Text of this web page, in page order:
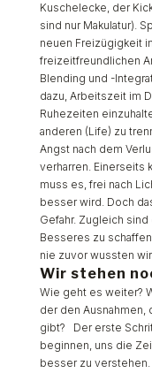
Kuschelecke, der
sind nur Makulatur).
neuen Freizügigkeit
freizeitfreundlichen
Blending und -
dazu, Arbeitszeit im
Ruhezeiten
anderen (Life) zu
Angst nach dem
verharren. Einerseits
muss es, frei nach
besser wird. Doch
Gefahr. Zugleich
Besseres zu
nie zuvor wussten
Wir stehen
Wie geht es weiter?
der den Ausnahmen,
gibt? Der erste
beginnen, uns die
besser zu